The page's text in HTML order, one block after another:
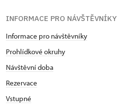
INFORMACE PRO NÁVŠTĚVNÍKY
Informace pro návštěvníky
Prohlídkové okruhy
Návštěvní doba
Rezervace
Vstupné